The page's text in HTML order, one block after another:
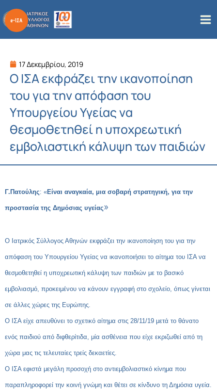
στο
περιεχόμενο
17 Δεκεμβρίου, 2019
Ο ΙΣΑ εκφράζει την ικανοποίηση
του για την απόφαση του
Υπουργείου Υγείας να
θεσμοθετηθεί η υποχρεωτική
εμβολιαστική κάλυψη των παιδιών
Γ.Πατούλης: «Είναι αναγκαία, μια σοβαρή στρατηγική, για την
προστασία της Δημόσιας υγείας»
Ο Ιατρικός Σύλλογος Αθηνών εκφράζει την ικανοποίηση του για την
απόφαση του Υπουργείου Υγείας να ικανοποιήσει το αίτημα του ΙΣΑ να
θεσμοθετηθεί η υποχρεωτική κάλυψη των παιδιών με το βασικό
εμβολιασμό, προκειμένου να κάνουν εγγραφή στο σχολείο, όπως γίνεται
σε άλλες χώρες της Ευρώπης.
Ο ΙΣΑ είχε απευθύνει το σχετικό αίτημα στις 28/11/19 μετά το θάνατο
ενός παιδιού από διφθερίτιδα, μία ασθένεια που είχε εκριζωθεί από τη
χώρα μας τις τελευταίες τρείς δεκαετίες.
Ο ΙΣΑ εφιστά μεγάλη προσοχή στο αντιεμβολιαστικό κίνημα που
παραπληροφορεί την κοινή γνώμη και θέτει σε κίνδυνο τη Δημόσια υγεία.